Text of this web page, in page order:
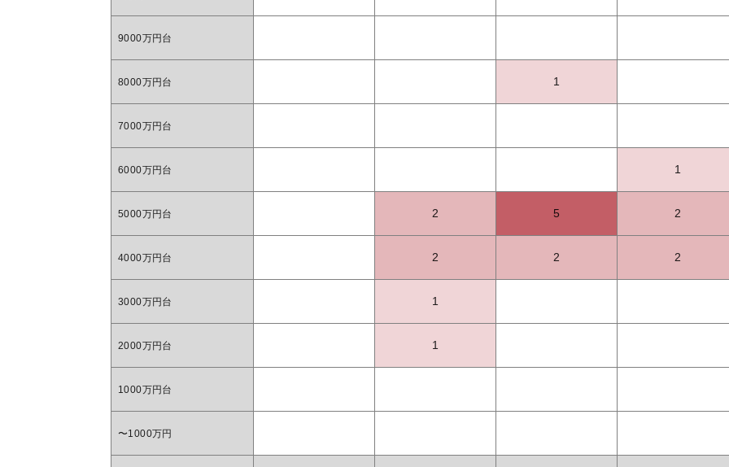
9000万円台
8000万円台 1
7000万円台
6000万円台 1
5000万円台 2 5 2
4000万円台 2 2 2
3000万円台 1
2000万円台 1
1000万円台
〜1000万円